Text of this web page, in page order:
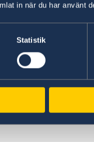
in när du har använt
Statistik
zur
Schweden.